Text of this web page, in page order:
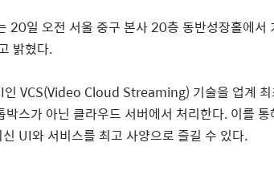
20일 오전 서울 중구 본사20층 동반성장홀에서
밝혔다.
인 VCS(Video Cloud Streaming) 기술을 업계
스가 아닌 클라우드 서버에서 처리한다. 이를
UI와 서비스를 최고 사양으로 즐길 수 있다.